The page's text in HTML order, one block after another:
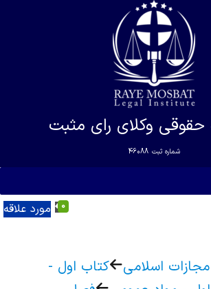
وکلای رای مثبت
شماره ثبت 46088
مورد علاقه 0
اسلامی
کتاب اول -